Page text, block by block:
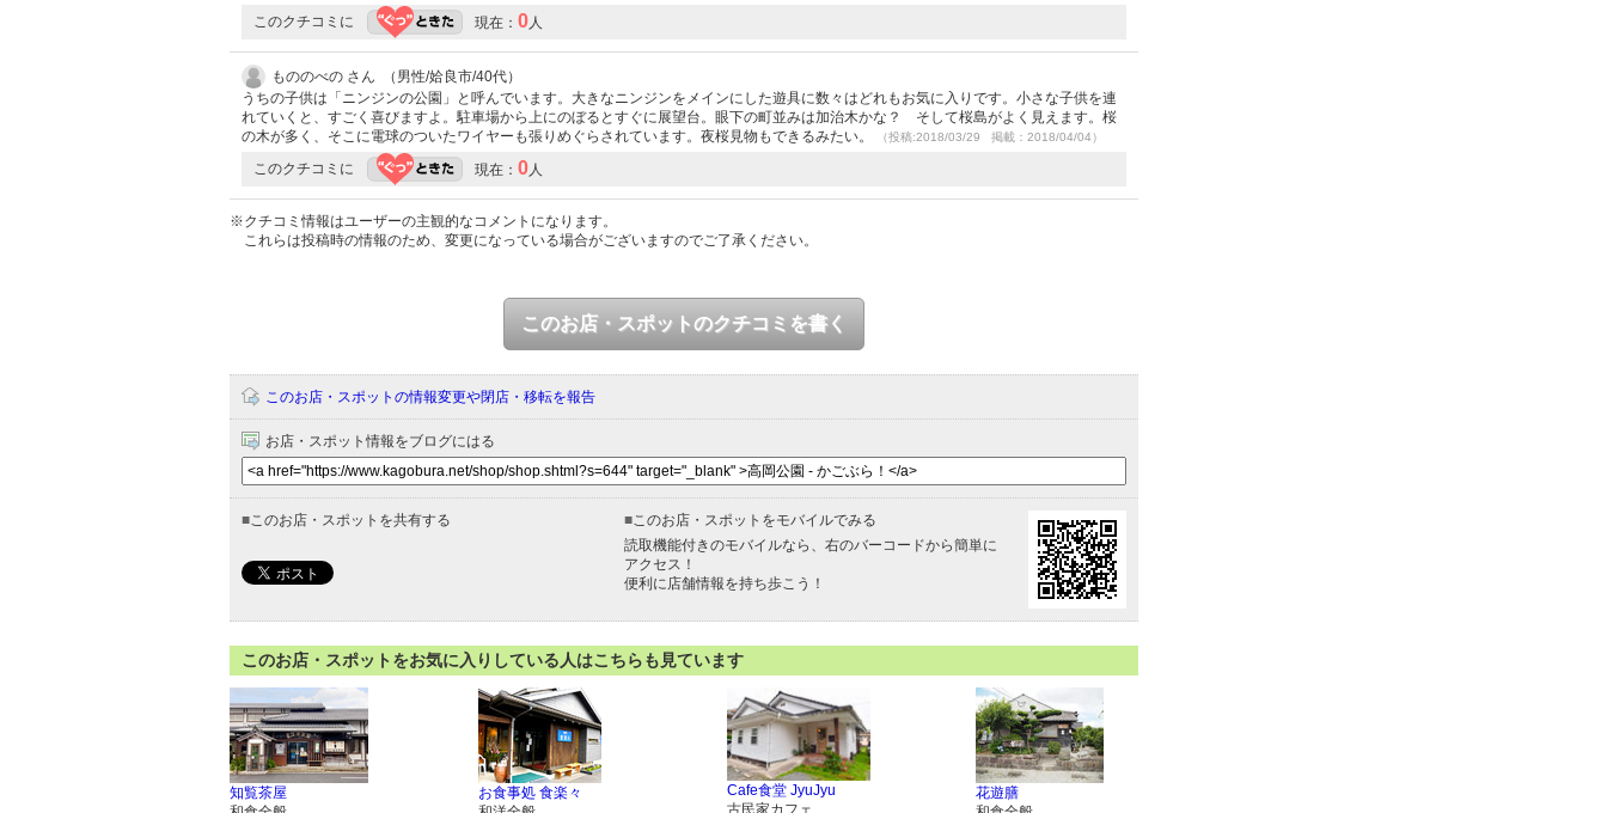
このクチコミに 現在： 0人
もののべの さん （男性/姶良市/40代）
うちの子供は「ニンジンの公園」と呼んでいます。大きなニンジンをメインにした遊具に数々はどれもお気に入りです。小さな子供を連
れていくと、すごく喜びますよ。駐車場から上にのぼるとすぐに展望台。眼下の町並みは加治木かな？ そして桜島がよく見えます。桜
の木が多く、そこに電球のついたワイヤーも張りめぐらされています。夜桜見物もできるみたい。
（投稿:2018/03/29 掲載：2018/04/04）
このクチコミに 現在： 0人
※クチコミ情報はユーザーの主観的なコメントになります。
これらは投稿時の情報のため、変更になっている場合がございますのでご了承ください。
このお店・スポットのクチコミを書く
このお店・スポットの情報変更や閉店・移転を報告
お店・スポット情報をブログにはる
■このお店・スポットを共有する ■このお店・スポットをモバイルでみる
読取機能付きのモバイルなら、右のバーコードから簡単に
アクセス！
便利に店舗情報を持ち歩こう！
このお店・スポットをお気に入りしている人はこちらも見ています
知覧茶屋
お食事処 食楽々
Cafe食堂 JyuJyu
古民家カフェ
花遊膳